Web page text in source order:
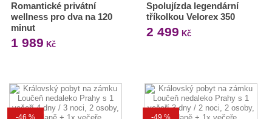
Romantické privátní
wellness pro dva na 120
minut
1 989 Kč
Spolujízda legendární
tříkolkou Velorex 350
2 499 Kč
-46 % -49 %